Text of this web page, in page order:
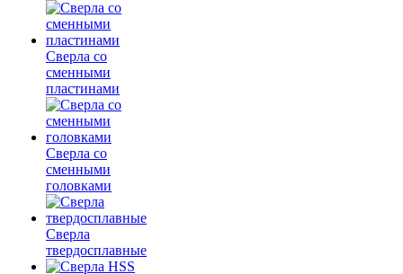
Сверла со
сменными
пластинами
Сверла со
сменными
головками
Сверла
твердосплавные